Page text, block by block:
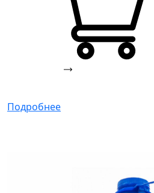
Подробнее